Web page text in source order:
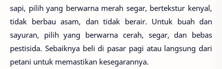
sapi, pilih yang berwarna merah segar, bertekstur kenyal,
tidak berbau asam, dan tidak berair. Untuk buah dan
sayuran, pilih yang berwarna cerah, segar, dan bebas
pestisida. Sebaiknya beli di pasar pagi atau langsung dari
petani untuk memastikan kesegarannya.